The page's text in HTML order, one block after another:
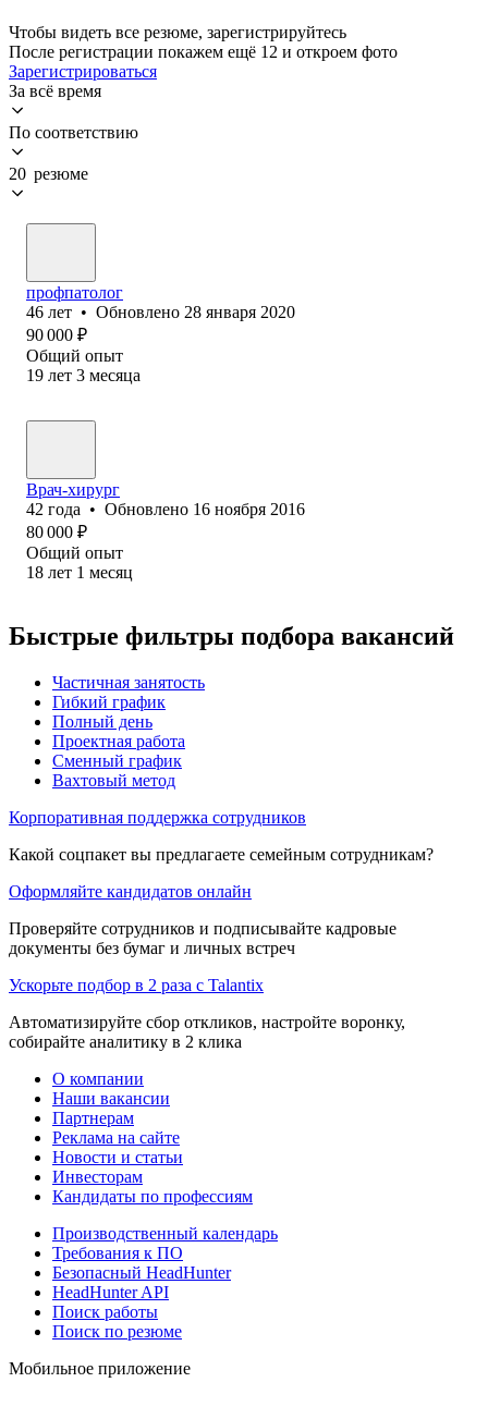
Чтобы видеть все резюме, зарегистрируйтесь
После регистрации покажем ещё 12 и откроем фото
Зарегистрироваться
За всё время
По соответствию
20 резюме
профпатолог
46 лет • Обновлено 28 января 2020
90 000 ₽
Общий опыт
19 лет 3 месяца
Врач-хирург
42 года • Обновлено 16 ноября 2016
80 000 ₽
Общий опыт
18 лет 1 месяц
Быстрые фильтры подбора вакансий
Частичная занятость
Гибкий график
Полный день
Проектная работа
Сменный график
Вахтовый метод
Корпоративная поддержка сотрудников
Какой соцпакет вы предлагаете семейным сотрудникам?
Оформляйте кандидатов онлайн
Проверяйте сотрудников и подписывайте кадровые
документы без бумаг и личных встреч
Ускорьте подбор в 2 раза с Talantix
Автоматизируйте сбор откликов, настройте воронку,
собирайте аналитику в 2 клика
О компании
Наши вакансии
Партнерам
Реклама на сайте
Новости и статьи
Инвесторам
Кандидаты по профессиям
Производственный календарь
Требования к ПО
Безопасный HeadHunter
HeadHunter API
Поиск работы
Поиск по резюме
Мобильное приложение